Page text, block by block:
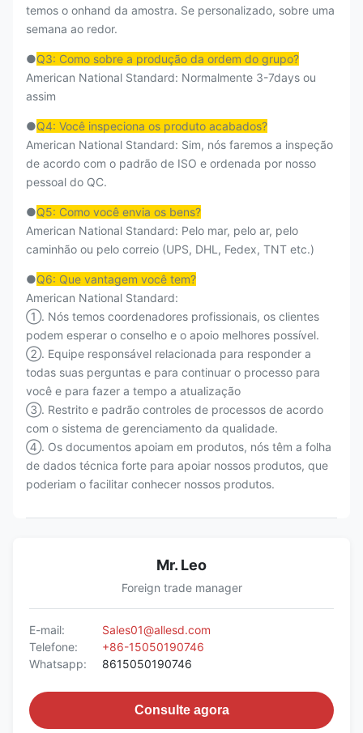
temos o onhand da amostra. Se personalizado, sobre uma
semana ao redor.
●Q3: Como sobre a produção da ordem do grupo?
American National Standard: Normalmente 3-7days ou
assim
●Q4: Você inspeciona os produto acabados?
American National Standard: Sim, nós faremos a inspeção
de acordo com o padrão de ISO e ordenada por nosso
pessoal do QC.
●Q5: Como você envia os bens?
American National Standard: Pelo mar, pelo ar, pelo
caminhão ou pelo correio (UPS, DHL, Fedex, TNT etc.)
●Q6: Que vantagem você tem?
American National Standard:
①. Nós temos coordenadores profissionais, os clientes
podem esperar o conselho e o apoio melhores possível.
②. Equipe responsável relacionada para responder a
todas suas perguntas e para continuar o processo para
você e para fazer a tempo a atualização
③. Restrito e padrão controles de processos de acordo
com o sistema de gerenciamento da qualidade.
④. Os documentos apoiam em produtos, nós têm a folha
de dados técnica forte para apoiar nossos produtos, que
poderiam o facilitar conhecer nossos produtos.
Mr. Leo
Foreign trade manager
E-mail:
Sales01@allesd.com
Telefone:
+86-15050190746
Whatsapp:
8615050190746
Consulte agora